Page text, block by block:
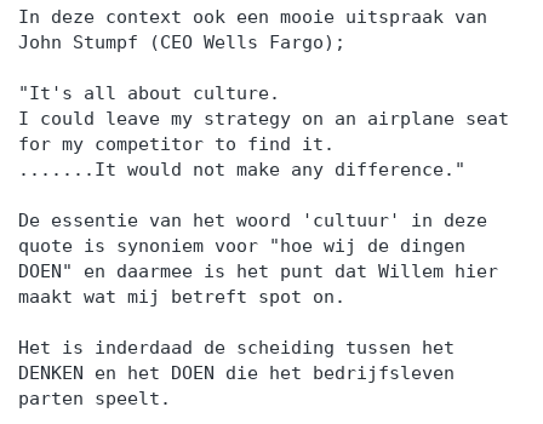
In deze context ook een mooie uitspraak van
John Stumpf (CEO Wells Fargo);
"It's all about culture.
I could leave my strategy on an airplane seat
for my competitor to find it.
.......It would not make any difference."
De essentie van het woord 'cultuur' in deze
quote is synoniem voor "hoe wij de dingen
DOEN" en daarmee is het punt dat Willem hier
maakt wat mij betreft spot on.
Het is inderdaad de scheiding tussen het
DENKEN en het DOEN die het bedrijfsleven
parten speelt.